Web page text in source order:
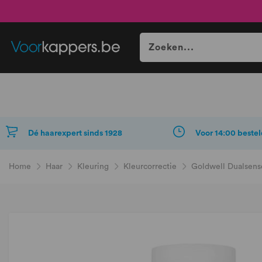
Dé haarexpert sinds 1928 Voor 14:00
Home Haar Kleuring Kleurcorrectie Goldwell